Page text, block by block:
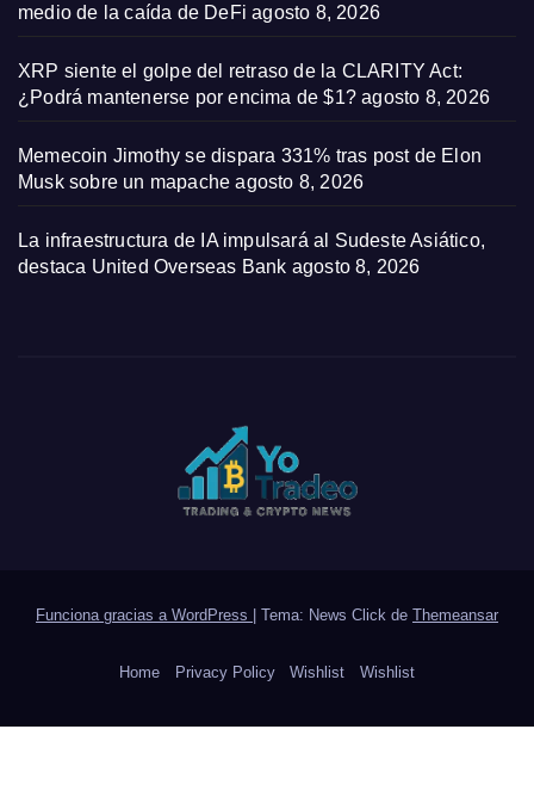
medio de la caída de DeFi agosto 8, 2026
XRP siente el golpe del retraso de la CLARITY Act:
¿Podrá mantenerse por encima de $1? agosto 8, 2026
Memecoin Jimothy se dispara 331% tras post de Elon
Musk sobre un mapache agosto 8, 2026
La infraestructura de IA impulsará al Sudeste Asiático,
destaca United Overseas Bank agosto 8, 2026
Funciona gracias a WordPress Tema: News Click de Themeansar
Home Privacy Policy Wishlist Wishlist